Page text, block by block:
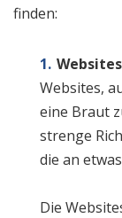
finden:
Websites,
eine Braut
strenge
die an
Die